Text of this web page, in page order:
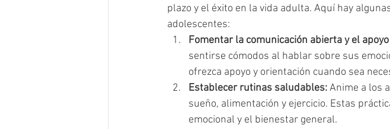
plazo y el éxito en la vida adulta. Aquí hay
adolescentes:
Fomentar la comunicación abierta y el
sentirse cómodos al hablar sobre sus
ofrezca apoyo y orientación cuando sea
Establecer rutinas saludables: Anime a los
sueño, alimentación y ejercicio. Estas
emocional y el bienestar general.